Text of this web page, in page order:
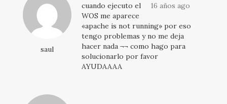
saul
16 años ago
cuando ejecuto el
WOS me aparece
«apache is not running» por eso
tengo problemas y no me deja
hacer nada ¬¬ como hago para
solucionarlo por favor
AYUDAAAA